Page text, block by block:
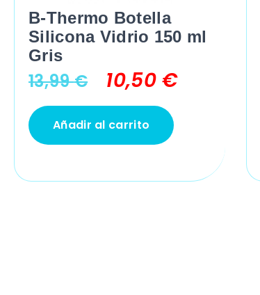
B-Thermo Botella
Silicona Vidrio 150 ml
Gris
13,99€ 10,50€
Añadir al carrito